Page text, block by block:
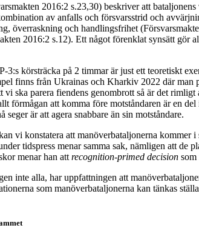
2016:2 s.23,30) beskriver att
av anfalls och försvarsstrid och
överraskning och handlingsfrihet
2016:2 s.12). Ett något förenklat synsätt
3:s körsträcka på 2 timmar är just ett teoretiskt
finns från Ukrainas och Kharkiv 2022 där
ska parera fiendens genombrott så är det
förmågan att komma före motståndaren är en del
seger är att agera snabbare än sin motståndare.
vi konstatera att manöverbataljonerna
tidspress menar samma sak, nämligen att
menar han att recognition-primed decision som
inte alla, har uppfattningen att
som manöverbataljonerna kan tänkas